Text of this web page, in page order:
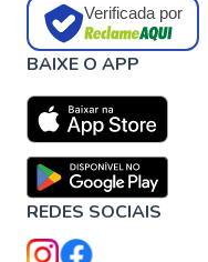
Verificada por
BAIXE O APP
REDES SOCIAIS